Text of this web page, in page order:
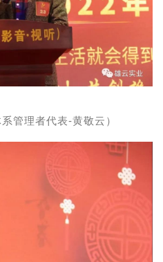
管理者代表-黄敬云）